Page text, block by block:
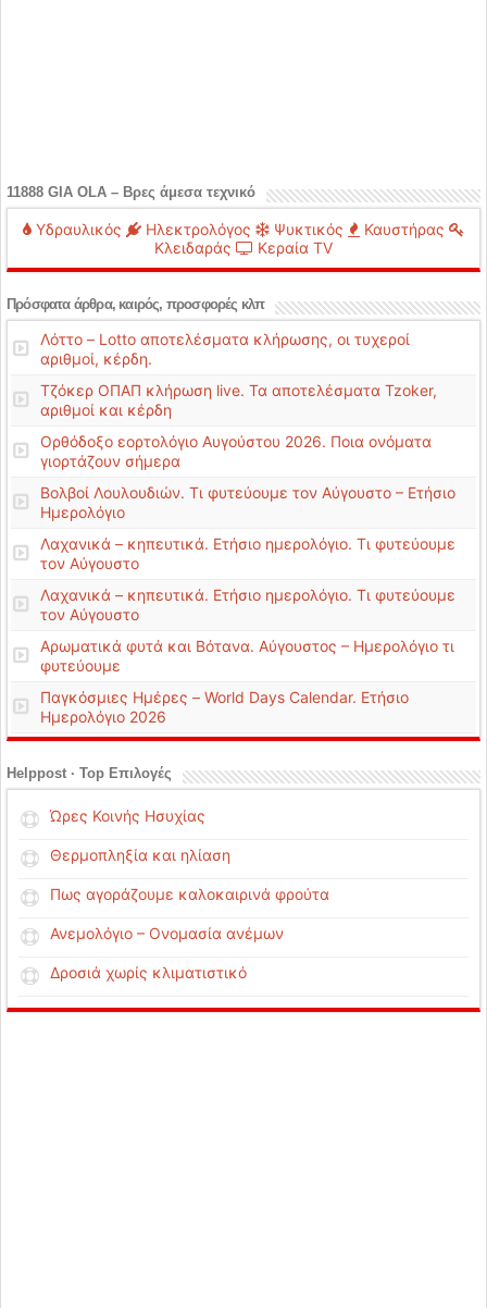
11888 GIA OLA – Βρες άμεσα τεχνικό
Υδραυλικός Ηλεκτρολόγος Ψυκτικός
Καυστήρας
Κλειδαράς
Κεραία TV
Πρόσφατα άρθρα, καιρός, προσφορές κλπ
Λόττο – Lotto αποτελέσματα κλήρωσης, οι τυχεροί
αριθμοί, κέρδη.
Τζόκερ ΟΠΑΠ κλήρωση live. Τα αποτελέσματα Tzoker,
αριθμοί και κέρδη
Ορθόδοξο εορτολόγιο Αυγούστου 2026. Ποια ονόματα
γιορτάζουν σήμερα
Βολβοί Λουλουδιών. Τι φυτεύουμε τον Αύγουστο – Ετήσιο
Ημερολόγιο
Λαχανικά – κηπευτικά. Ετήσιο ημερολόγιο. Τι φυτεύουμε
τον Αύγουστο
Λαχανικά – κηπευτικά. Ετήσιο ημερολόγιο. Τι φυτεύουμε
τον Αύγουστο
Αρωματικά φυτά και Βότανα. Αύγουστος – Ημερολόγιο τι
φυτεύουμε
Παγκόσμιες Ημέρες – World Days Calendar. Ετήσιο
Ημερολόγιο 2026
Helppost · Top Επιλογές
Ώρες Κοινής Ησυχίας
Θερμοπληξία και ηλίαση
Πως αγοράζουμε καλοκαιρινά φρούτα
Ανεμολόγιο – Ονομασία ανέμων
Δροσιά χωρίς κλιματιστικό